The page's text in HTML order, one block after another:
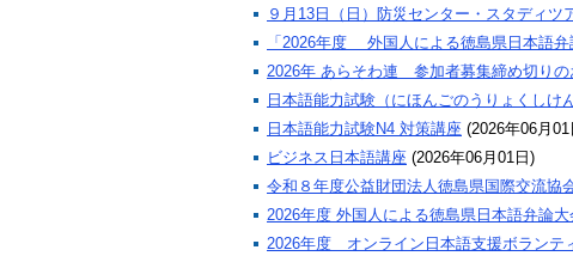
９月13日（日）防災センター・スタディツ
「2026年度 外国人による徳島県日本語弁
2026年 あらそわ連 参加者募集締め切りの
日本語能力試験（にほんごのうりょくしけ
日本語能力試験N4 対策講座 (2026年06月01
ビジネス日本語講座 (2026年06月01日 )
令和８年度公益財団法人徳島県国際交流協
2026年度 外国人による徳島県日本語弁論大
2026年度 オンライン日本語支援ボランテ